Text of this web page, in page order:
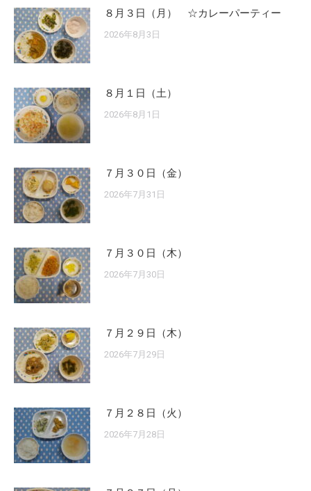
８月３日（月） ☆カレーパーティー
2026年8月3日
８月１日（土）
2026年8月1日
７月３０日（金）
2026年7月31日
７月３０日（木）
2026年7月30日
７月２９日（木）
2026年7月29日
７月２８日（火）
2026年7月28日